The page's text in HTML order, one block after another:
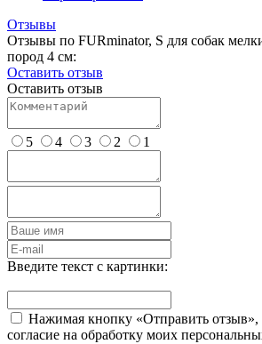
Отзывы
Отзывы по FURminator, S для собак
пород 4 см:
Оставить отзыв
Оставить отзыв
5 4 3 2 1
Введите текст с картинки:
Нажимая кнопку «Отправить отзыв»,
согласие на обработку моих